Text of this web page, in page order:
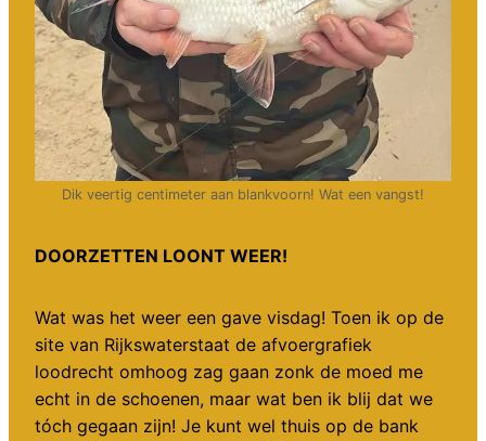
Dik veertig centimeter aan blankvoorn! Wat een vangst!
DOORZETTEN LOONT WEER!
Wat was het weer een gave visdag! Toen ik op de
site van Rijkswaterstaat de afvoergrafiek
loodrecht omhoog zag gaan zonk de moed me
echt in de schoenen, maar wat ben ik blij dat we
tóch gegaan zijn! Je kunt wel thuis op de bank